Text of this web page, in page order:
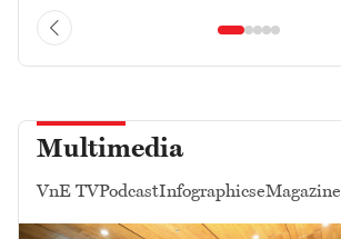
Multimedia
VnE TVPodcastInfographicseMagazine